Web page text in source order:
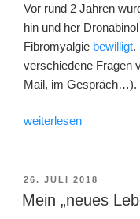
Vor rund 2 Jahren
hin und her
Fibromyalgie bewilligt.
verschiedene Fragen
Mail, im Gespräch…).
„2
eingenommen“
weiterlesen
VERÖFFENTLICHT
AM
26. JULI 2018
Mein „neues